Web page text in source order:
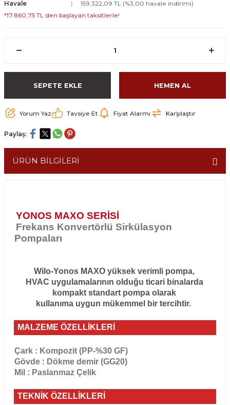
Havale
159.322,09 TL (%3,00 havale indirimi)
*17.860,75 TL den başlayan taksitlerle!
SEPETE EKLE HEMEN AL
Yorum Yaz Tavsiye Et Fiyat Alarmı Karşılaştır
Paylaş:
ÜRÜN BİLGİLERİ
YONOS MAXO SERİSİ
Frekans Konvertörlü Sirkülasyon
Pompaları
Wilo-Yonos MAXO yüksek verimli pompa,
HVAC uygulamalarının olduğu ticari binalarda
kompakt standart pompa olarak
kullanıma uygun mükemmel bir tercihtir.
MALZEME ÖZELLİKLERİ
Çark : Kompozit (PP-%30 GF)
Gövde : Dökme demir (GG20)
Mil : Paslanmaz Çelik
TEKNİK ÖZELLİKLERİ